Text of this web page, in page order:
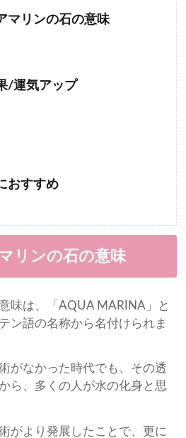
マリンの石の意味
/運気アップ
おすすめ
マリンの石の意味
味は、「AQUA MARINA」と
ン語の名称から名付けられま
がなかった時代でも、その透
ら、多くの人が水の化身と思
がより発展したことで、更に